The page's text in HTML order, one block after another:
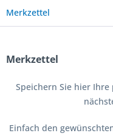
Merkzettel
Merkzettel
Speichern Sie hier Ihre
Einfach den